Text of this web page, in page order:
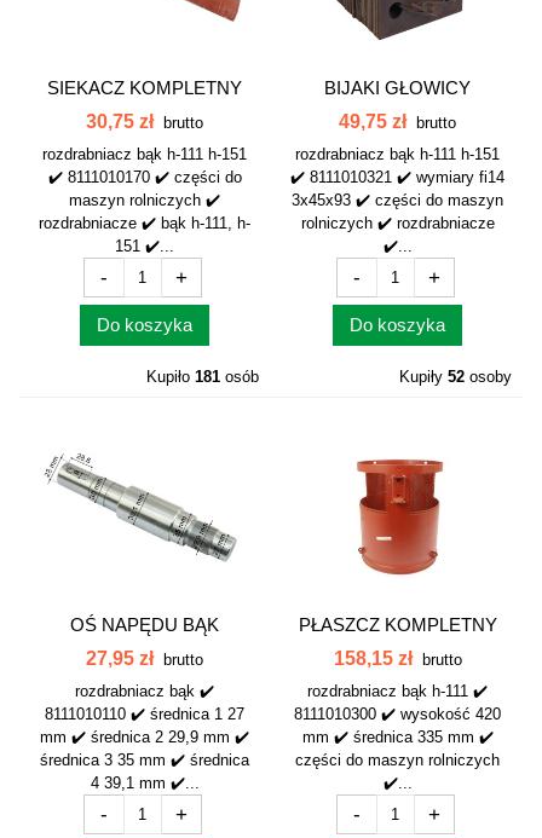
SIEKACZ KOMPLETNY
MAŁY BĄK...
30,75 zł brutto
rozdrabniacz bąk h-111 h-151
✔️ 8111010170 ✔️ części do
maszyn rolniczych ✔️
rozdrabniacze ✔️ bąk h-111, h-
151 ✔️...
- +
Do koszyka
Kupiło 181 osób
BIJAKI GŁOWICY
KOMPLET 20 FI14...
49,75 zł brutto
rozdrabniacz bąk h-111 h-151
✔️ 8111010321 ✔️ wymiary fi14
3x45x93 ✔️ części do maszyn
rolniczych ✔️ rozdrabniacze
✔️...
- +
Do koszyka
Kupiły 52 osoby
OŚ NAPĘDU BĄK
8111010110
27,95 zł
brutto
rozdrabniacz bąk ✔️
8111010110 ✔️ średnica 1 27
mm ✔️ średnica 2 29,9 mm ✔️
średnica 3 35 mm ✔️ średnica
4 39,1 mm ✔️...
- +
PŁASZCZ KOMPLETNY
ŚRUTOWNIK BĄK...
158,15 zł
brutto
rozdrabniacz bąk h-111 ✔️
8111010300 ✔️ wysokość 420
mm ✔️ średnica 335 mm ✔️
części do maszyn rolniczych
✔️...
- +